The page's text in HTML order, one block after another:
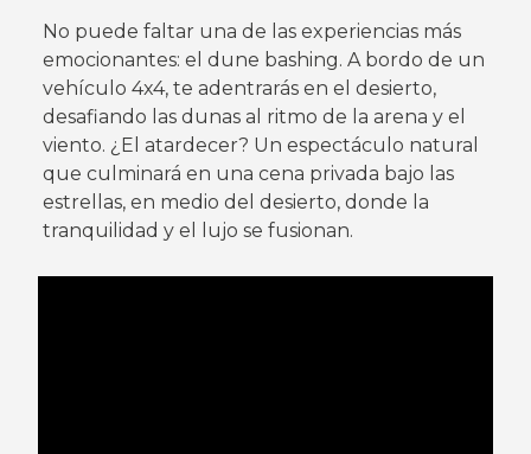
No puede faltar una de las experiencias más
emocionantes: el dune bashing. A bordo de un
vehículo 4x4, te adentrarás en el desierto,
desafiando las dunas al ritmo de la arena y el
viento. ¿El atardecer? Un espectáculo natural
que culminará en una cena privada bajo las
estrellas, en medio del desierto, donde la
tranquilidad y el lujo se fusionan.